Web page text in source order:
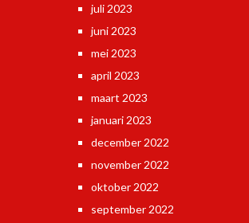
juli 2023
juni 2023
mei 2023
april 2023
maart 2023
januari 2023
december 2022
november 2022
oktober 2022
september 2022